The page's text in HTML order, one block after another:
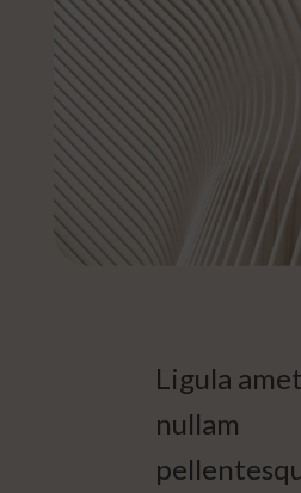
Ligula
nullam